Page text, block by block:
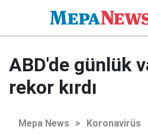
ABD'de günlük
rekor kırdı
Mepa News > Koronavirüs